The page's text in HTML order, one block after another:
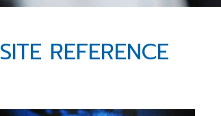
SITE REFERENCE